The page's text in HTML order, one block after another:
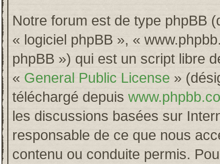
Notre forum est de type phpBB
« logiciel phpBB », «
phpBB ») qui est un script libre
« General Public License »
téléchargé depuis
les discussions basées sur
responsable de ce que nous
contenu ou conduite permis.